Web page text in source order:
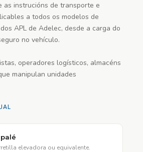
as instrucións de transporte e
a todos os modelos de
APL de Adelec, desde a carga do
no vehículo.
operadores logísticos, almacéns
manipulan unidades
elevadora ou equivalente.